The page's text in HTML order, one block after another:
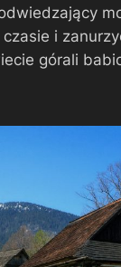
i
górali